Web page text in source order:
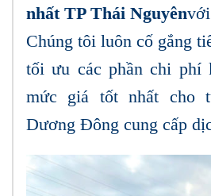
nhất TP Thái Nguyên
Chúng tôi luôn cố gắng
tối ưu các phần chi phí
mức giá tốt nhất cho
Dương Đông cung cấp